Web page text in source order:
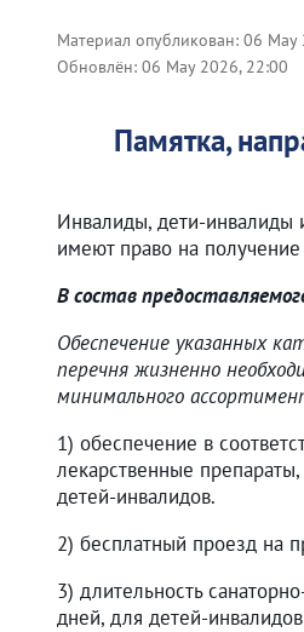
Материал опубликован: 06 May
Обновлён: 06 May 2026, 22:00
Памятка,
Инвалиды, дети-инвалиды
имеют право на
В состав
Обеспечение указанных
перечня жизненно
минимального
1) обеспечение в
лекарственные
детей-инвалидов.
2) бесплатный проезд на
3) длительность
дней, для детей-